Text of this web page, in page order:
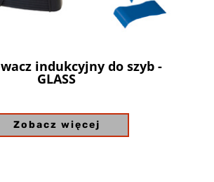
indukcyjny do szyb -
GLASS
Zobacz więcej